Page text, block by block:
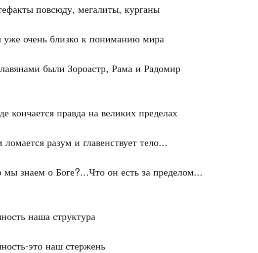
повсюду, мегалиты, курганы
очень близко к пониманию мира
были Зороастр, Рама и Радомир
кончается правда на великих пределах
разум и главенствует тело...
мы знаем о Боге?...Что он есть за пределом...
наша структура
это наш стержень